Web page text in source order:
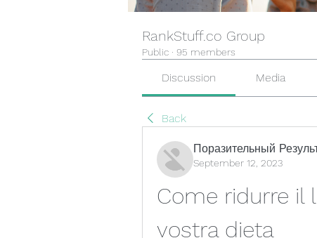
RankStuff.co Group
Public · 95 members
Discussion Media
Back
Поразительный
September 12, 2023
Come ridurre il
vostra dieta